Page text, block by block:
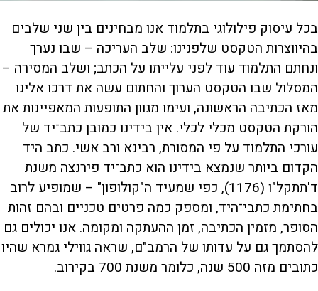
בכל עיסוק פילולוגי בתלמוד אנו מבחינים בין שני שלבים
בהיווצרות הטקסט שלפנינו: שלב העריכה – שבו נערך
ונחתם התלמוד עוד לפני עלייתו על הכתב; ושלב המסירה –
המסלול שבו הטקסט הערוך והחתום עשה את דרכו אלינו
מאז הכתיבה הראשונה, ועימו מגוון התופעות המאפיינות את
הורקת הטקסט מכלי לכלי. אין בידינו כמובן כתב־יד של
עורכי התלמוד על פי המסורת, רבינא ורב אשי. כתב היד
הקדום ביותר שנמצא בידינו הוא כתב־יד פירנצה משנת
ד'תתקל"ו (1176), כפי שמעיד ה"קולופון" – שמופיע לרוב
בחתימת כתבי־היד, ומספק כמה פרטים טכניים ובהם זהות
הסופר, מזמין הכתיבה, זמן ההעתקה ומקומה. אנו יכולים גם
להסתמך גם על עדותו של הרמב"ם, שראה גווילי גמרא שהיו
כתובים מזה 500 שנה, כלומר משנת 700 בקירוב.